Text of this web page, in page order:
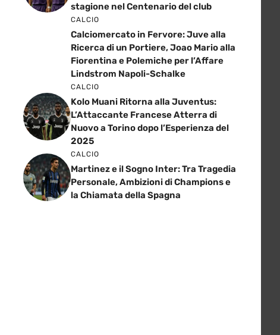
stagione nel Centenario del club
CALCIO
Calciomercato in Fervore: Juve alla
Ricerca di un Portiere, Joao Mario alla
Fiorentina e Polemiche per l’Affare
Lindstrom Napoli-Schalke
CALCIO
Kolo Muani Ritorna alla Juventus:
L’Attaccante Francese Atterra di
Nuovo a Torino dopo l’Esperienza del
2025
CALCIO
Martinez e il Sogno Inter: Tra Tragedia
Personale, Ambizioni di Champions e
la Chiamata della Spagna